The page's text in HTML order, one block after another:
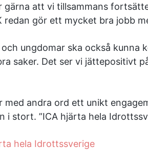
gärna att vi tillsammans
redan gör ett mycket bra jobb
ungdomar ska också kunna
saker. Det ser vi jättepositivt
med andra ord ett unikt
i stort. ”ICA hjärta hela
hela Idrottssverige